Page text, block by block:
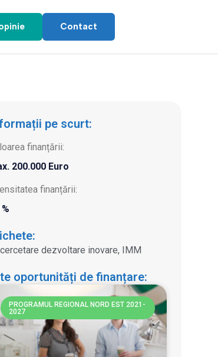
Contact
pe scurt:
finanțării:
200.000 Euro
finanțării:
cercetare dezvoltare inovare, IMM
oportunități de finanțare:
PROGRAMUL REGIONAL NORD EST 2021-
2027